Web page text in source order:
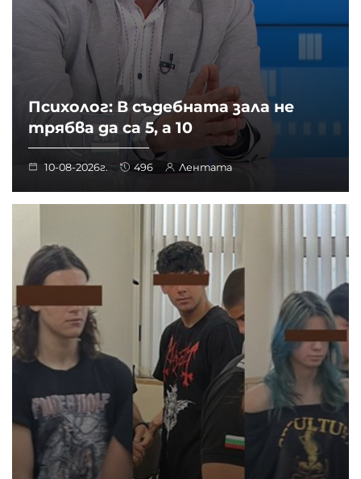
Психолог: В съдебната зала не
трябва да са 5, а 10
10-08-2026г. 496 Лентата